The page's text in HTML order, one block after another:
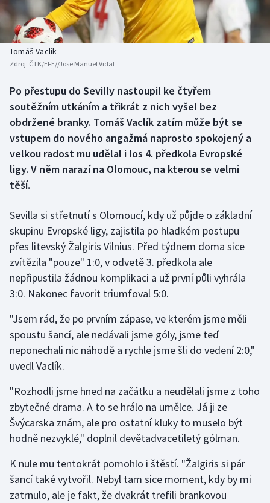
Basketbal
Biatlon
Box
Curling
Dostihy
Golf
Gymnastika
Jezdectví
Judo
Krasobruslení
Lezení
Moderní pětiboj
Historické návraty
Aplikace ČT sport
Tomáš Vaclík
Zdroj: ČTK/EFE//Jose Manuel Vidal
Po přestupu do Sevilly nastoupil ke čtyřem
soutěžním utkáním a třikrát z nich vyšel bez
obdržené branky. Tomáš Vaclík zatím může být se
vstupem do nového angažmá naprosto spokojený a
velkou radost mu udělal i los 4. předkola Evropské
ligy. V něm narazí na Olomouc, na kterou se velmi
těší.
Sevilla si střetnutí s Olomoucí, kdy už půjde o základní
skupinu Evropské ligy, zajistila po hladkém postupu
přes litevský Žalgiris Vilnius. Před týdnem doma sice
zvítězila "pouze" 1:0, v odvetě 3. předkola ale
nepřipustila žádnou komplikaci a už první půli vyhrála
3:0. Nakonec favorit triumfoval 5:0.
"Jsem rád, že po prvním zápase, ve kterém jsme měli
spoustu šancí, ale nedávali jsme góly, jsme teď
neponechali nic náhodě a rychle jsme šli do vedení 2:0,"
uvedl Vaclík.
"Rozhodli jsme hned na začátku a neudělali jsme z toho
zbytečné drama. A to se hrálo na umělce. Já ji ze
Švýcarska znám, ale pro ostatní kluky to muselo být
hodně nezvyklé," doplnil devětadvacetiletý gólman.
K nule mu tentokrát pomohlo i štěstí. "Žalgiris si pár
šancí také vytvořil. Nebyl tam sice moment, kdy by mi
zatrnulo, ale je fakt, že dvakrát trefili brankovou